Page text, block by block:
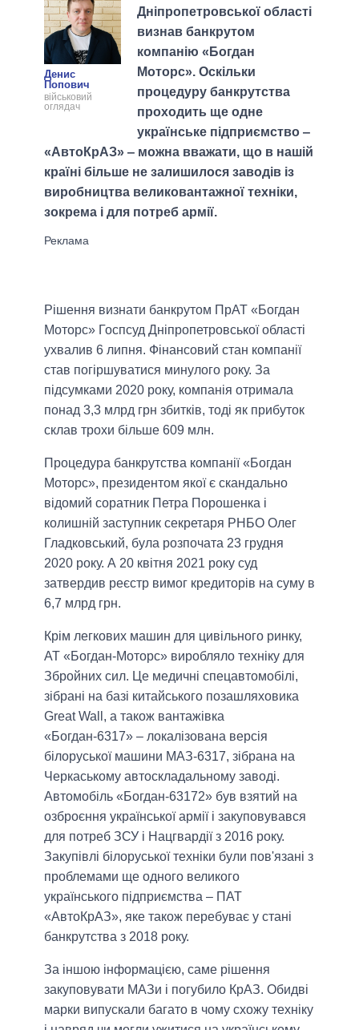
Денис
Попович
військовий
оглядач
Дніпропетровської області
визнав банкрутом
компанію «Богдан
Моторс». Оскільки
процедуру банкрутства
проходить ще одне
українське підприємство ‒
«АвтоКрАЗ» ‒ можна вважати, що в нашій
країні більше не залишилося заводів із
виробництва великовантажної техніки,
зокрема і для потреб армії.
Рішення визнати банкрутом ПрАТ «Богдан
Моторс» Госпсуд Дніпропетровської області
ухвалив 6 липня. Фінансовий стан компанії
став погіршуватися минулого року. За
підсумками 2020 року, компанія отримала
понад 3,3 млрд грн збитків, тоді як прибуток
склав трохи більше 609 млн.
Процедура банкрутства компанії «Богдан
Моторс», президентом якої є скандально
відомий соратник Петра Порошенка і
колишній заступник секретаря РНБО Олег
Гладковський, була розпочата 23 грудня
2020 року. А 20 квітня 2021 року суд
затвердив реєстр вимог кредиторів на суму в
6,7 млрд грн.
Крім легкових машин для цивільного ринку,
АТ «Богдан-Моторс» виробляло техніку для
Збройних сил. Це медичні спецавтомобілі,
зібрані на базі китайського позашляховика
Great Wall, а також вантажівка
«Богдан-6317» ‒ локалізована версія
білоруської машини МАЗ-6317, зібрана на
Черкаському автоскладальному заводі.
Автомобіль «Богдан-63172» був взятий на
озброєння української армії і закуповувався
для потреб ЗСУ і Нацгвардії з 2016 року.
Закупівлі білоруської техніки були пов'язані з
проблемами ще одного великого
українського підприємства ‒ ПАТ
«АвтоКрАЗ», яке також перебуває у стані
банкрутства з 2018 року.
За іншою інформацією, саме рішення
закуповувати МАЗи і погубило КрАЗ. Обидві
марки випускали багато в чому схожу техніку